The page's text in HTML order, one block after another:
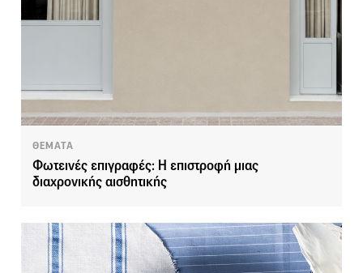
ΘΕΜΑΤΑ
Φωτεινές επιγραφές: Η επιστροφή μιας
διαχρονικής αισθητικής